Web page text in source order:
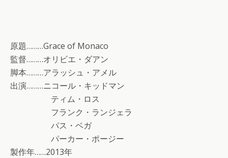
原題………Grace of Monaco
監督………オリビエ・ダアン
脚本………アラッシュ・アメル
出演………ニコール・キッドマン
ティム・ロス
フランク・ランジェラ
パス・ベガ
パーカー・ポージー
製作年……2013年